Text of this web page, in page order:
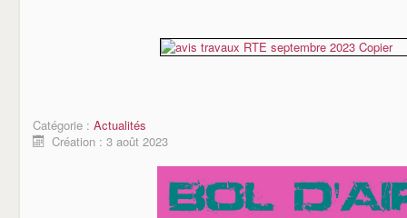
Catégorie : Actualités
Création : 3 août 2023